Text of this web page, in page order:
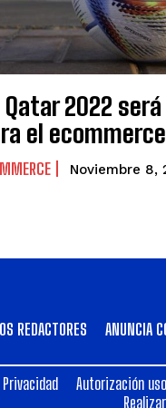
2022
el ecommerce
Noviembre 8,
REDACTORES
ANUNCIA
Autorización